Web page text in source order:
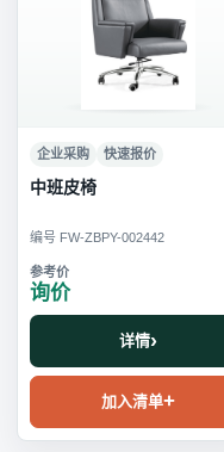
企业采购 快速报价
中班皮椅
编号 FW-ZBPY-002442
询价
详情
加入清单